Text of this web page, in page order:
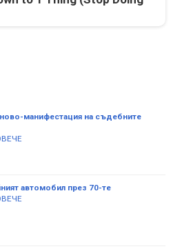
манифестация на съдебните
автомобил през 70-те